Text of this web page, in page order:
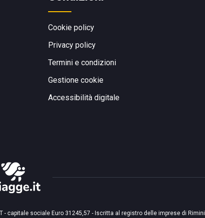
Cookie policy
Privacy policy
Termini e condizioni
Gestione cookie
Accessibilità digitale
- capitale sociale Euro 31245,57 - Iscritta al registro delle imprese di Rimini